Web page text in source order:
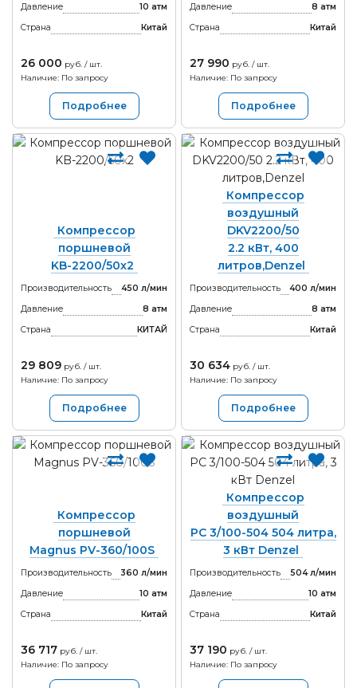
Давление
10 атм
Страна
Китай
26 000 руб. / шт.
Наличие: По запросу
Подробнее
Давление
8 атм
Страна
Китай
27 990 руб. / шт.
Наличие: По запросу
Подробнее
Компрессор
поршневой
KB-2200/50х2
Производительность
450 л/мин
Давление
8 атм
Страна
КИТАЙ
29 809 руб. / шт.
Наличие: По запросу
Подробнее
Компрессор
воздушный
DKV2200/50
2.2 кВт, 400
литров,Denzel
Производительность
400 л/мин
Давление
8 атм
Страна
Китай
30 634 руб. / шт.
Наличие: По запросу
Подробнее
Компрессор
поршневой
Magnus PV-360/100S
Производительность
360 л/мин
Давление
10 атм
Страна
Китай
36 717 руб. / шт.
Наличие: По запросу
Компрессор
воздушный
PC 3/100-504 504 литра,
3 кВт Denzel
Производительность
504 л/мин
Давление
10 атм
Страна
Китай
37 190 руб. / шт.
Наличие: По запросу